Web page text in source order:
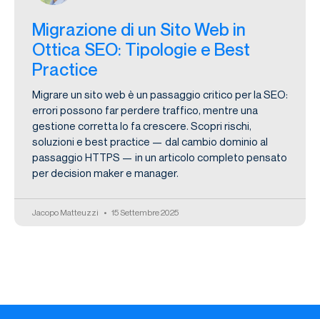
Migrazione di un Sito Web in
Ottica SEO: Tipologie e Best
Practice
Migrare un sito web è un passaggio critico per la SEO:
errori possono far perdere traffico, mentre una
gestione corretta lo fa crescere. Scopri rischi,
soluzioni e best practice — dal cambio dominio al
passaggio HTTPS — in un articolo completo pensato
per decision maker e manager.
Jacopo Matteuzzi 15 Settembre 2025